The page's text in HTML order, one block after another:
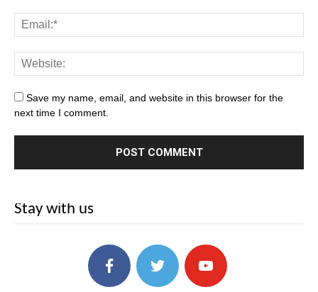
Save my name, email, and website in this browser for the
next time I comment.
Stay with us